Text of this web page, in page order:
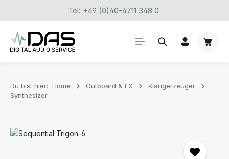
Zum Hauptinhalt springenTel: +49 (0)40-4711 348 0
Du bist hier: Home Outboard & FX
Klangerzeuger
Synthesizer
Bildergalerie überspringen